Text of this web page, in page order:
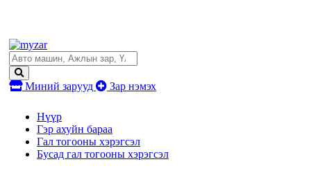
Миний зарууд Зар нэмэх
Нүүр
Гэр ахуйн бараа
Гал тогооны хэрэгсэл
Бусад гал тогооны хэрэгсэл